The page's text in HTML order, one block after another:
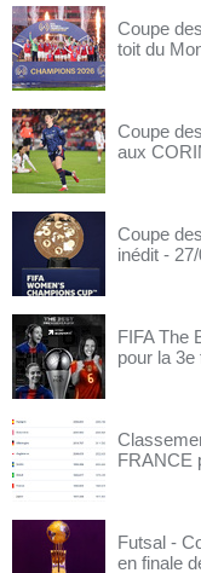
Coupe
toit du
Coupe
aux
Coupe
inédit -
FIFA The
pour la
FRANCE
Futsal -
en finale